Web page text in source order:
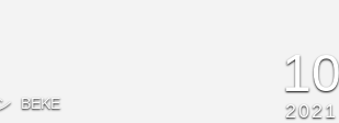
BEKE 2021